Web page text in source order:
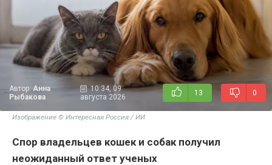
Автор: Анна
Рыбакова
10:34, 09
августа 2026
13 0
Изображение © Интересная Россия / ИИ
Спор владельцев кошек и собак получил
неожиданный ответ ученых